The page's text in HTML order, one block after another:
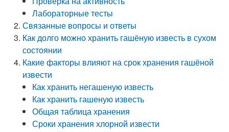
Лабораторные тесты
Связанные вопросы и ответы
Как долго можно хранить гашёную известь в сухом
состоянии
Какие факторы влияют на срок хранения гашёной
извести
Как хранить негашеную известь
Как хранить гашеную известь
Общая таблица хранения
Сроки хранения хлорной извести